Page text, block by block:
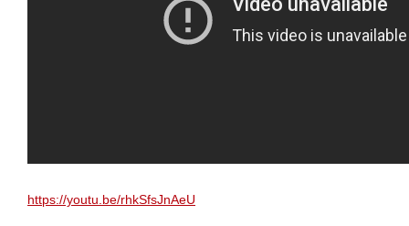
https://youtu.be/rhkSfsJnAeU